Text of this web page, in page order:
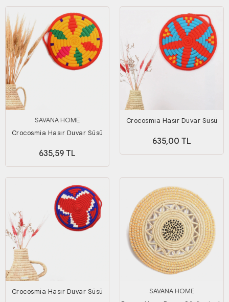
SAVANA HOME
Crocosmia Hasır Duvar Süsü
635,59 TL
Crocosmia Hasır Duvar Süsü
635,00 TL
Crocosmia Hasır Duvar Süsü
SAVANA HOME